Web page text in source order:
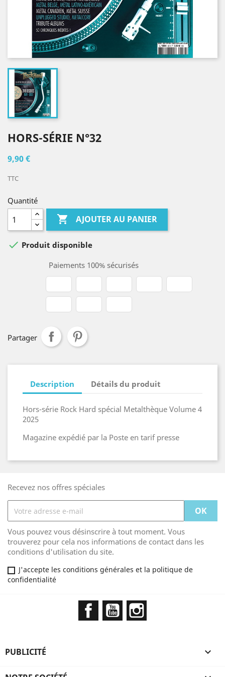
HORS-SÉRIE N°32
9,90 €
TTC
Quantité
 AJOUTER AU PANIER
 Produit disponible
Paiements 100% sécurisés
Partager
Description Détails du produit
Hors-série Rock Hard spécial Metalthèque Volume 4
2025
Magazine expédié par la Poste en tarif presse
Recevez nos offres spéciales
Vous pouvez vous désinscrire à tout moment. Vous
trouverez pour cela nos informations de contact dans les
conditions d'utilisation du site.
J'accepte les conditions générales et la politique de
confidentialité
FacebookYouTube
PUBLICITÉ 